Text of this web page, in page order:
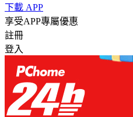
下載 APP
享受APP專屬優惠
註冊
登入